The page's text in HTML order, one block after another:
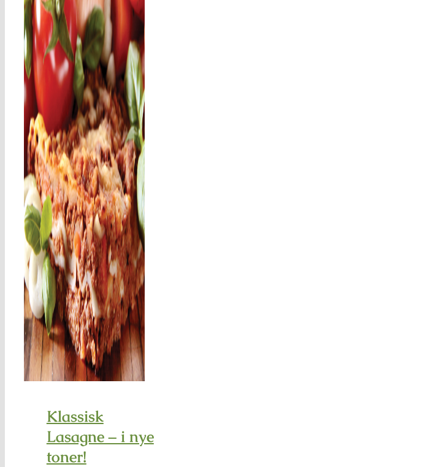
Klassisk
Lasagne – i nye
toner!
Klassisk
Lasagne – i nye
toner!